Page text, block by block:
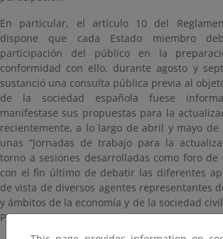
En particular, el artículo 10 del
dispone que cada Estado miembro
participación del público en la
conformidad con ello, durante agosto y
sustanció una consulta pública previa al
de la sociedad española fuese
manifestase sus propuestas para la
recientemente, a lo largo de abril y mayo de
unas “Jornadas de trabajo para la
torno a sesiones desarrolladas como foro de
con el fin último de debatir las diferentes
de vista de diversos agentes representantes
y ámbitos de la economía y de la sociedad
PNIEC.